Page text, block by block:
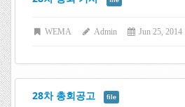
WEMA Admin Jun 25, 2014
28차 총회공고 file